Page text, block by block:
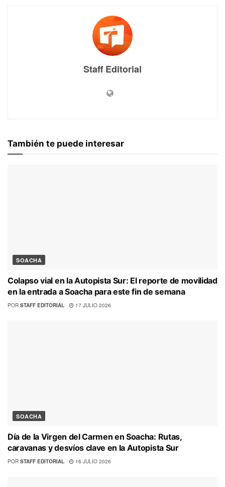
Staff Editorial
También te puede interesar
SOACHA
Colapso vial en la Autopista Sur: El reporte de movilidad
en la entrada a Soacha para este fin de semana
POR STAFF EDITORIAL 17 JULIO 2026
SOACHA
Día de la Virgen del Carmen en Soacha: Rutas,
caravanas y desvíos clave en la Autopista Sur
POR STAFF EDITORIAL 16 JULIO 2026